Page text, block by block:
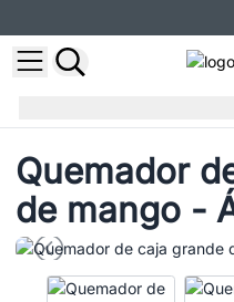
Quemador
de mango -